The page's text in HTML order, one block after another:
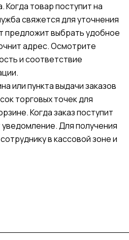
Когда товар поступит на
свяжется для уточнения
предложит выбрать удобное
адрес. Осмотрите
и соответствие
или пункта выдачи заказов
торговых точек для
Когда заказ поступит
Для получения
в кассовой зоне и